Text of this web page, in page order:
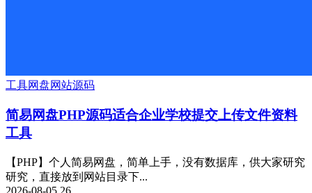
工具网盘网站源码
简易网盘PHP源码适合企业学校提交上传文件资料
工具
【PHP】个人简易网盘，简单上手，没有数据库，供大家研究
研究，直接放到网站目录下...
2026-08-05 26